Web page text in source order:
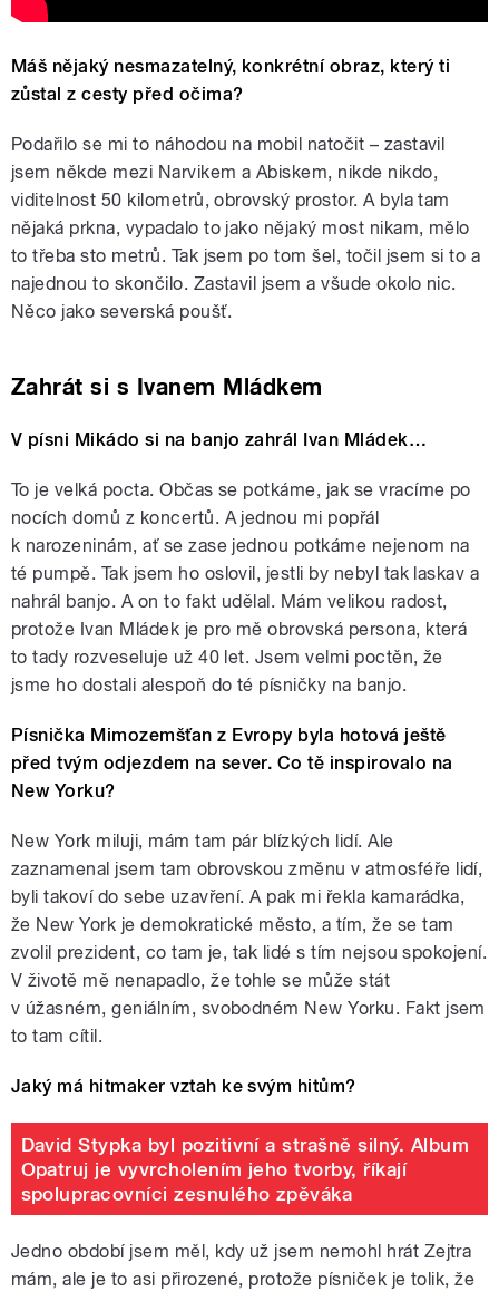
Máš nějaký nesmazatelný, konkrétní obraz, který ti
zůstal z cesty před očima?
Podařilo se mi to náhodou na mobil natočit – zastavil
jsem někde mezi Narvikem a Abiskem, nikde nikdo,
viditelnost 50 kilometrů, obrovský prostor. A byla tam
nějaká prkna, vypadalo to jako nějaký most nikam, mělo
to třeba sto metrů. Tak jsem po tom šel, točil jsem si to a
najednou to skončilo. Zastavil jsem a všude okolo nic.
Něco jako severská poušť.
Zahrát si s Ivanem Mládkem
V písni Mikádo si na banjo zahrál Ivan Mládek…
To je velká pocta. Občas se potkáme, jak se vracíme po
nocích domů z koncertů. A jednou mi popřál
k narozeninám, ať se zase jednou potkáme nejenom na
té pumpě. Tak jsem ho oslovil, jestli by nebyl tak laskav a
nahrál banjo. A on to fakt udělal. Mám velikou radost,
protože Ivan Mládek je pro mě obrovská persona, která
to tady rozveseluje už 40 let. Jsem velmi poctěn, že
jsme ho dostali alespoň do té písničky na banjo.
Písnička Mimozemšťan z Evropy byla hotová ještě
před tvým odjezdem na sever. Co tě inspirovalo na
New Yorku?
New York miluji, mám tam pár blízkých lidí. Ale
zaznamenal jsem tam obrovskou změnu v atmosféře lidí,
byli takoví do sebe uzavření. A pak mi řekla kamarádka,
že New York je demokratické město, a tím, že se tam
zvolil prezident, co tam je, tak lidé s tím nejsou spokojení.
V životě mě nenapadlo, že tohle se může stát
v úžasném, geniálním, svobodném New Yorku. Fakt jsem
to tam cítil.
Jaký má hitmaker vztah ke svým hitům?
David Stypka byl pozitivní a strašně silný. Album
Opatruj je vyvrcholením jeho tvorby, říkají
spolupracovníci zesnulého zpěváka
Jedno období jsem měl, kdy už jsem nemohl hrát Zejtra
mám, ale je to asi přirozené, protože písniček je tolik, že